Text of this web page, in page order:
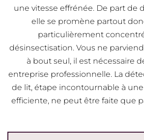
une vitesse effrénée. De part de
elle se promène partout
particulièrement
désinsectisation. Vous ne
à bout seul, il est nécessaire
entreprise professionnelle. La
de lit, étape incontournable à
efficiente, ne peut être faite que